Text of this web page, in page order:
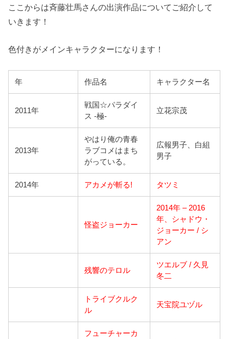
ここからは斉藤壮馬さんの出演作品についてご紹介して
いきます！
色付きがメインキャラクターになります！
年 作品名 キャラクター名
2011年
戦国☆パラダイ
ス -極-
立花宗茂
2013年
やはり俺の青春
ラブコメはまち
がっている。
広報男子、白組
男子
2014年 アカメが斬る! タツミ
怪盗ジョーカー
2014年 – 2016
年、シャドウ・
ジョーカー / シ
アン
残響のテロル
ツエルブ / 久見
冬二
トライブクルク
ル
天宝院ユヅル
フューチャーカ